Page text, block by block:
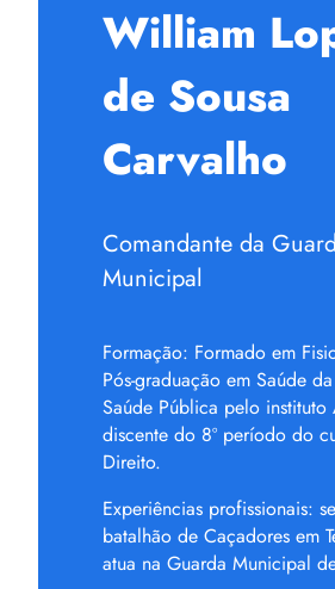
William
de Sousa
Carvalho
Comandante da
Municipal
Formação: Formado em
Pós-graduação em Saúde
Saúde Pública pelo instituto
discente do 8º período do
Direito.
Experiências profissionais:
batalhão de Caçadores em
atua na Guarda Municipal